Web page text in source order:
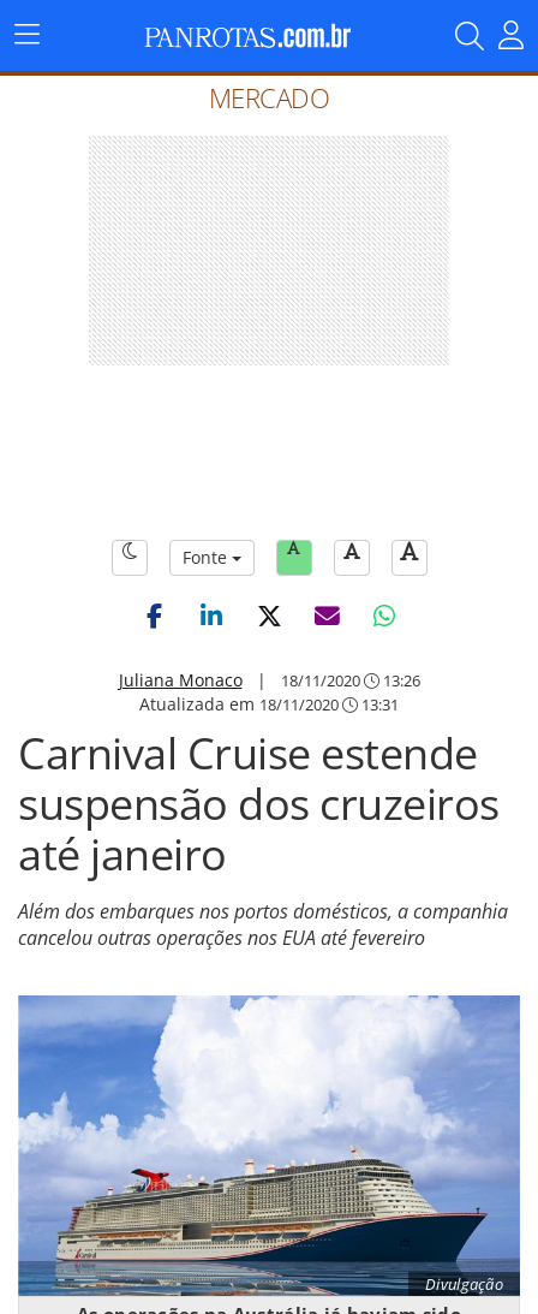
Menu
Principal
MERCADO
Fonte
Juliana Monaco| 18/11/2020 13:26
Atualizada em 18/11/2020 13:31
Carnival Cruise estende
suspensão dos cruzeiros
até janeiro
Além dos embarques nos portos domésticos, a companhia
cancelou outras operações nos EUA até fevereiro
Divulgação